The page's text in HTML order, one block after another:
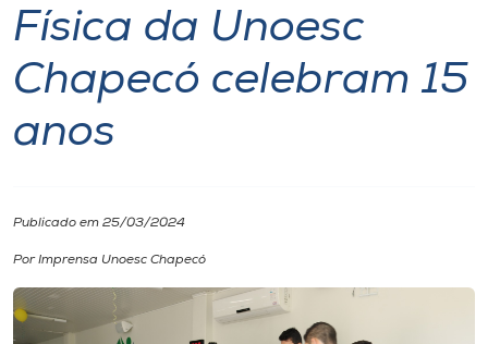
Atendimento ao Estudante
Portal de Ensino
Unoesc
Física da Unoesc
Chapecó celebram 15
anos
Publicado em 25/03/2024
Por Imprensa Unoesc Chapecó